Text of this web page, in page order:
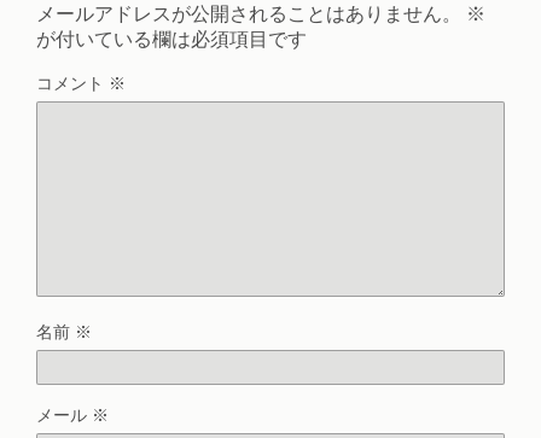
メールアドレスが公開されることはありません。
※
が付いている欄は必須項目です
コメント ※
名前 ※
メール ※